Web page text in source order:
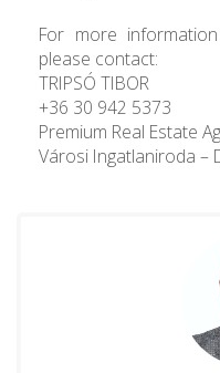
For more
please contact:
TRIPSÓ TIBOR
+36 30 942 5373
Premium Real Estate
Városi Ingatlaniroda –